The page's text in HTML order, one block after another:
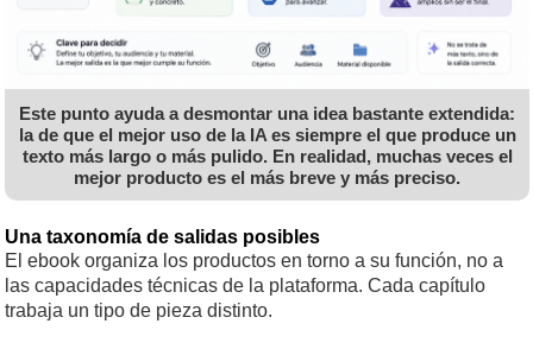
Este punto ayuda a desmontar una idea bastante extendida:
la de que el mejor uso de la IA es siempre el que produce un
texto más largo o más pulido. En realidad, muchas veces el
mejor producto es el más breve y más preciso.
Una taxonomía de salidas posibles
El ebook organiza los productos en torno a su función, no a
las capacidades técnicas de la plataforma. Cada capítulo
trabaja un tipo de pieza distinto.